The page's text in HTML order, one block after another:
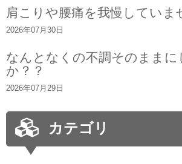
肩こりや腰痛を我慢していま
2026年07月30日
なんとなくの不調そのままに
か？？
2026年07月29日
カテゴリ